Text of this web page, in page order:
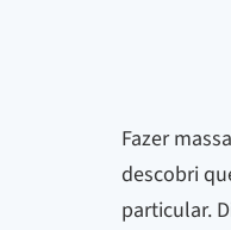
Fazer
descobri
particular.